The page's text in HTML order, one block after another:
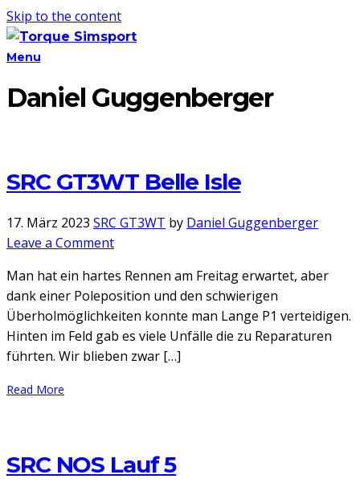
Skip to the content
Menu
Daniel Guggenberger
SRC GT3WT Belle Isle
17. März 2023 SRC GT3WT by Daniel Guggenberger
Leave a Commenton
GT3WT
Belle
Isle
Man hat ein hartes Rennen am Freitag erwartet, aber
dank einer Poleposition und den schwierigen
Überholmöglichkeiten konnte man Lange P1 verteidigen.
Hinten im Feld gab es viele Unfälle die zu Reparaturen
führten. Wir blieben zwar […]
Read More
SRC NOS Lauf 5